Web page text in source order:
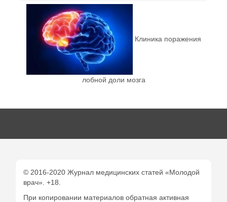
Клиника поражения
лобной доли мозга
© 2016-2020 Журнал медицинских статей «Молодой
врач». +18.
При копировании материалов обратная активная